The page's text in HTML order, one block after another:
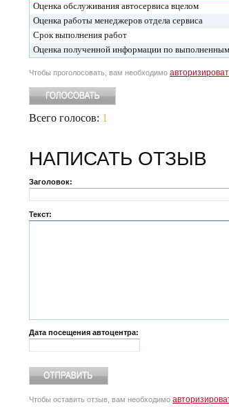
Оценка обслуживания автосервиса вцелом
Оценка работы менеджеров отдела сервиса
Срок выполнения работ
Оценка полученной информации по
Чтобы проголосовать, вам необходимо
Всего голосов: 1
НАПИСАТЬ ОТЗЫВ
Заголовок:
Текст:
Дата посещения автоцентра:
Чтобы оставить отзыв, вам необходимо